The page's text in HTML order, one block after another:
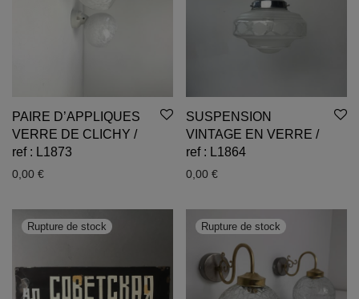
PAIRE D’APPLIQUES
VERRE DE CLICHY /
ref : L1873
0,00 €
SUSPENSION
VINTAGE EN VERRE /
ref : L1864
0,00 €